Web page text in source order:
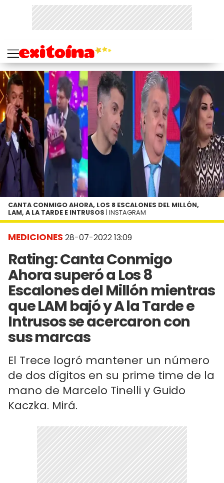
MEDICIONES 28-07-2022 13:09
Rating: Canta Conmigo
Ahora superó a Los 8
Escalones del Millón mientras
que LAM bajó y A la Tarde e
Intrusos se acercaron con
sus marcas
El Trece logró mantener un número
de dos dígitos en su prime time de la
mano de Marcelo Tinelli y Guido
Kaczka. Mirá.
CANTA CONMIGO AHORA, LOS 8 ESCALONES DEL MILLÓN,
LAM, A LA TARDE E INTRUSOS | INSTAGRAM